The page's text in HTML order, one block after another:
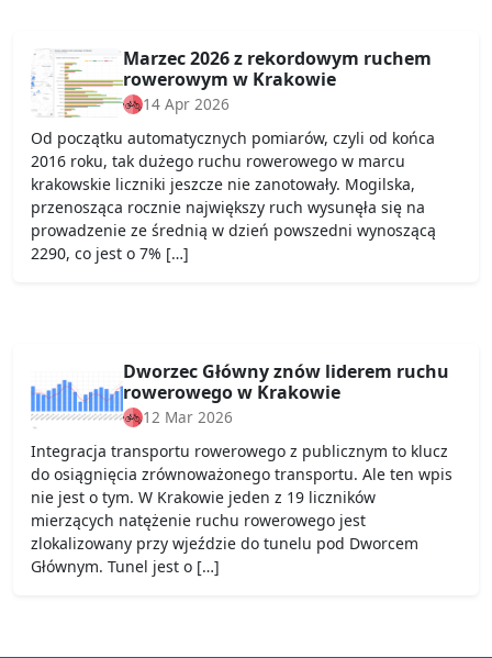
Marzec 2026 z rekordowym ruchem
rowerowym w Krakowie
14 Apr 2026
Od początku automatycznych pomiarów, czyli od końca
2016 roku, tak dużego ruchu rowerowego w marcu
krakowskie liczniki jeszcze nie zanotowały. Mogilska,
przenosząca rocznie największy ruch wysunęła się na
prowadzenie ze średnią w dzień powszedni wynoszącą
2290, co jest o 7% […]
Dworzec Główny znów liderem ruchu
rowerowego w Krakowie
12 Mar 2026
Integracja transportu rowerowego z publicznym to klucz
do osiągnięcia zrównoważonego transportu. Ale ten wpis
nie jest o tym. W Krakowie jeden z 19 liczników
mierzących natężenie ruchu rowerowego jest
zlokalizowany przy wjeździe do tunelu pod Dworcem
Głównym. Tunel jest o […]